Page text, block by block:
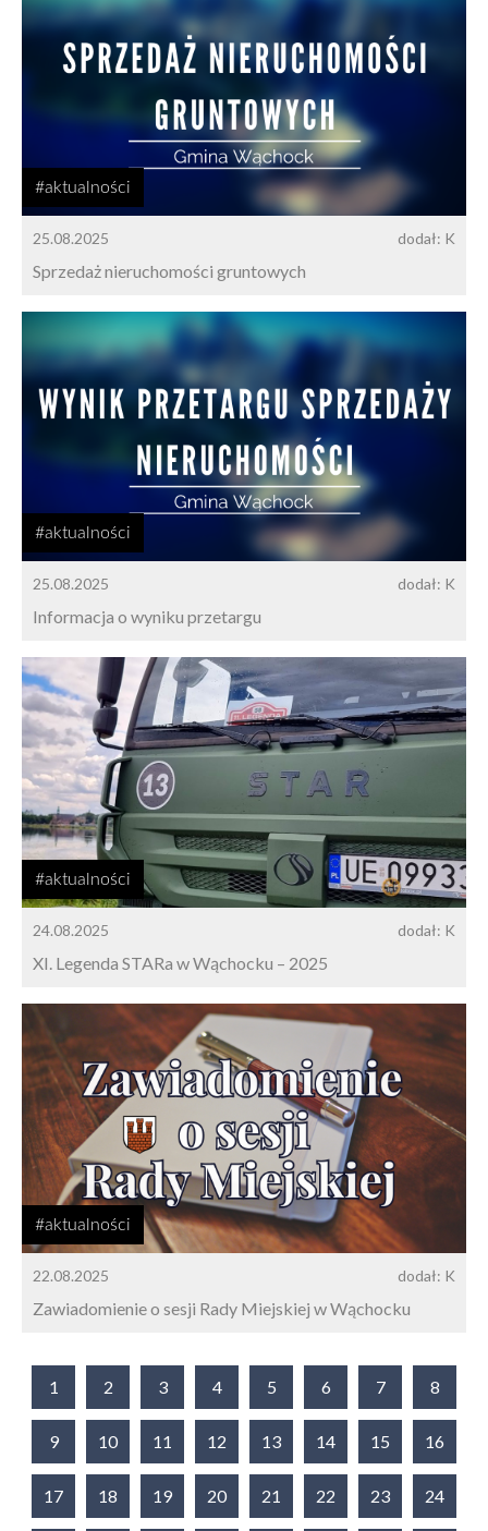
#aktualności
25.08.2025 dodał: K
Sprzedaż nieruchomości gruntowych
#aktualności
25.08.2025 dodał: K
Informacja o wyniku przetargu
#aktualności
24.08.2025 dodał: K
XI. Legenda STARa w Wąchocku – 2025
#aktualności
22.08.2025 dodał: K
Zawiadomienie o sesji Rady Miejskiej w Wąchocku
1 2 3 4 5 6 7 8
9 10 11 12 13 14 15 16
17 18 19 20 21 22 23 24